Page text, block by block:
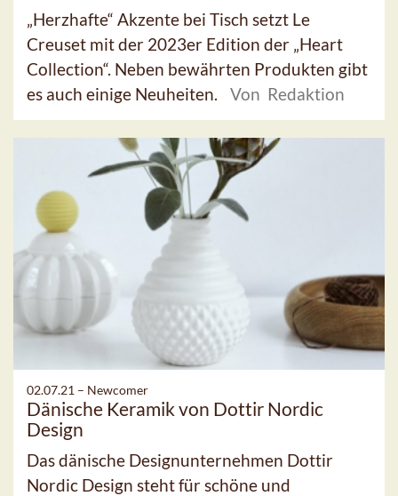
„Herzhafte“ Akzente bei Tisch setzt Le
Creuset mit der 2023er Edition der „Heart
Collection“. Neben bewährten Produkten gibt
es auch einige Neuheiten.
Von Redaktion
02.07.21 – Newcomer
Dänische Keramik von Dottir Nordic
Design
Das dänische Designunternehmen Dottir
Nordic Design steht für schöne und